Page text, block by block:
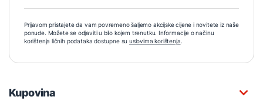
Prijavom pristajete da vam povremeno šaljemo akcijske cijene i novitete iz naše
ponude. Možete se odjaviti u bilo kojem trenutku. Informacije o načinu
korištenja ličnih podataka dostupne su uslovima korištenja.
Kupovina